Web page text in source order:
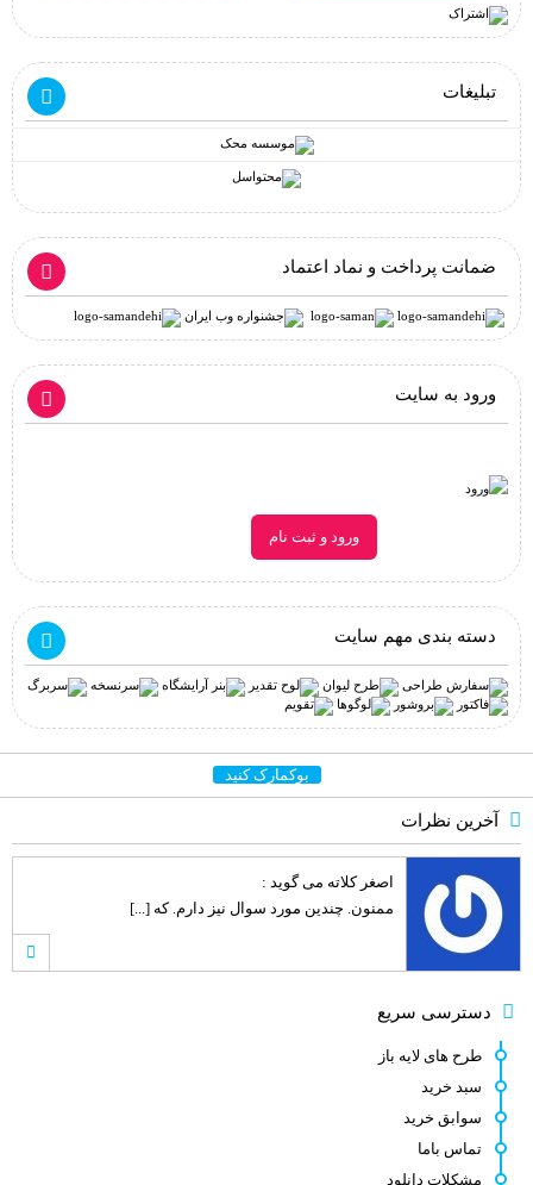
تبلیغات
ضمانت پرداخت و نماد اعتماد
ورود به سایت
ورود و ثبت نام
دسته بندی مهم سایت
بوکمارک کنید
آخرین نظرات
اصغر کلاته می گوید :
ممنون. چندین مورد سوال نیز دارم. که [...]
اصغر کلاته
سلام . کنار هر طرح لینک مشترکین نوش [...]
دسترسی سریع
طرح های لایه باز
سبد خرید
سوابق خرید
تماس باما
مشکلات دانلود